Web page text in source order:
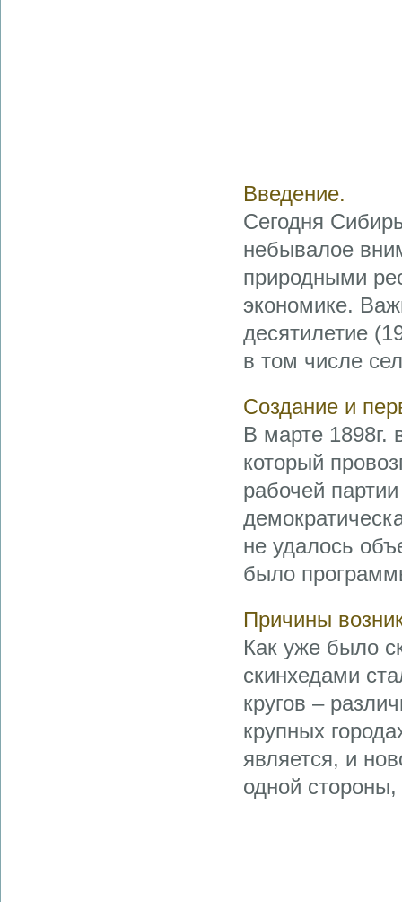
Введение.
Сегодня
небывалое
природными
экономике.
десятилетие
в том числе
Создание и
В марте 1898г.
который
рабочей
не удалось
было
Причины
Как уже было
скинхедами
кругов –
крупных
является, и
одной